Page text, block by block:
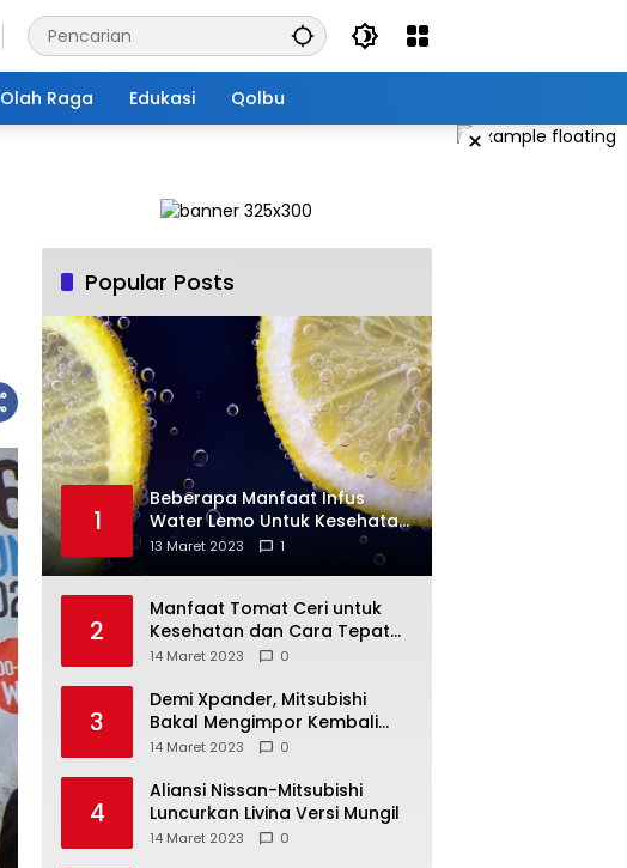
Olah Raga Edukasi Qolbu
×
Popular Posts
1
Beberapa Manfaat Infus
Water Lemo Untuk Kesehatan
Anda
13 Maret 2023 1
2
Manfaat Tomat Ceri untuk
Kesehatan dan Cara Tepat
Mengonsumsinya
14 Maret 2023 0
3
Demi Xpander, Mitsubishi
Bakal Mengimpor Kembali
Pajero Sport
14 Maret 2023 0
4
Aliansi Nissan-Mitsubishi
Luncurkan Livina Versi Mungil
14 Maret 2023 0